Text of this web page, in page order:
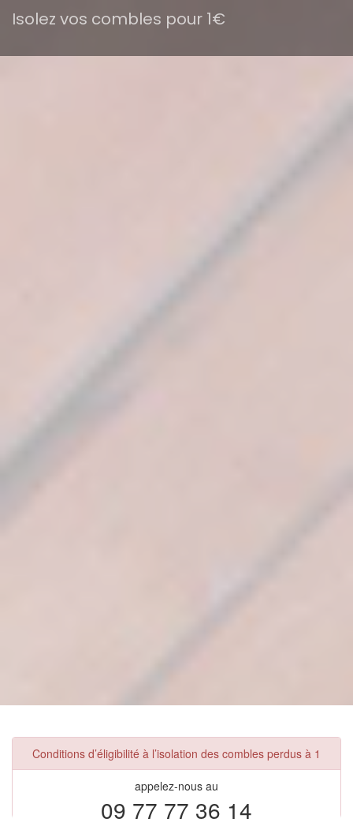
Isolez vos combles pour 1€
Conditions d’éligibilité à l’isolation des combles perdus à 1
appelez-nous au
09 77 77 36 14